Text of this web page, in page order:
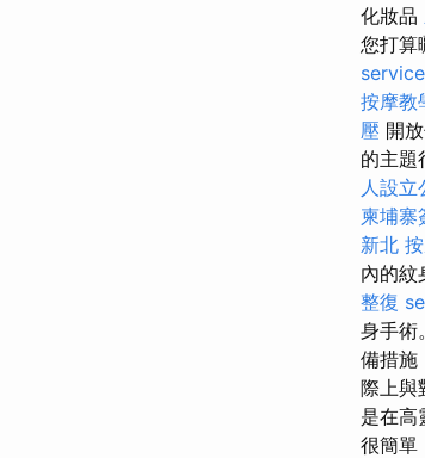
化妝品
您打算
按摩教
壓 開
的主題
人設立
柬埔寨
新北
內的紋
整復
身手術
備措施
際上與
是在高
很簡單